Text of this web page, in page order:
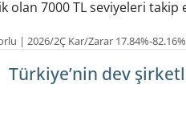
olan 7000 TL seviyeleri takip
| 2026/2Ç Kar/Zarar 17.84%-82.16%
Türkiye’nin dev